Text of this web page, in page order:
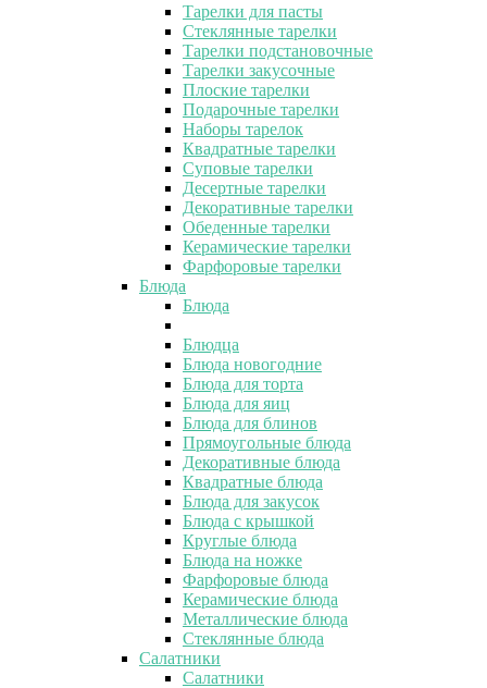
Тарелки для пасты
Стеклянные тарелки
Тарелки подстановочные
Тарелки закусочные
Плоские тарелки
Подарочные тарелки
Наборы тарелок
Квадратные тарелки
Суповые тарелки
Десертные тарелки
Декоративные тарелки
Обеденные тарелки
Керамические тарелки
Фарфоровые тарелки
Блюда
Блюда
Блюдца
Блюда новогодние
Блюда для торта
Блюда для яиц
Блюда для блинов
Прямоугольные блюда
Декоративные блюда
Квадратные блюда
Блюда для закусок
Блюда с крышкой
Круглые блюда
Блюда на ножке
Фарфоровые блюда
Керамические блюда
Металлические блюда
Стеклянные блюда
Салатники
Салатники